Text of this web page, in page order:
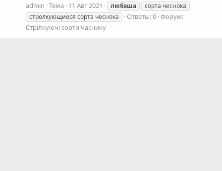
admin Тема 11 Авг 2021 любаша
сорта чеснока
стрелкующиеся сорта чеснока
Ответы: 0 Форум:
Стрілкуючі сорти часнику